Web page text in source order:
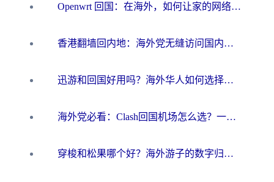
Openwrt 回国：在海外，如何让家的网络触手可及
香港翻墙回内地：海外党无缝访问国内资源的加速器选择全攻略
迅游和回国好用吗？海外华人如何选择靠谱的回国加速器
海外党必看：Clash回国机场怎么选？一篇搞定无缝访问国内资源的全攻略
穿梭和松果哪个好？海外游子的数字归乡路，到底该怎么选